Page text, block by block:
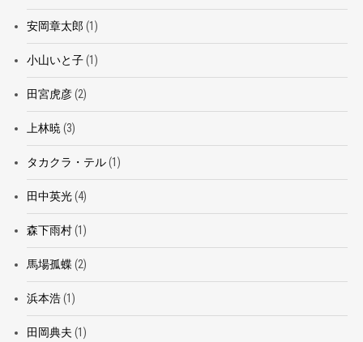
安岡章太郎 (1)
小山いと子(1)
田宮虎彦(2)
上林暁 (3)
タカクラ・テル(1)
田中英光(4)
森下雨村(1)
馬場孤蝶 (2)
浜本浩(1)
田岡典夫 (1)